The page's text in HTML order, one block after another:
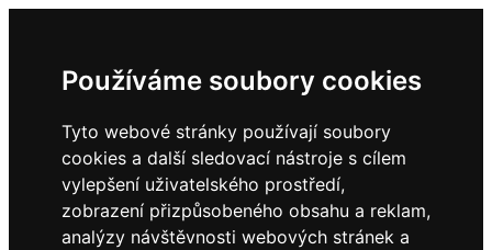
Používáme soubory cookies
Tyto webové stránky používají soubory
cookies a další sledovací nástroje s cílem
vylepšení uživatelského prostředí,
zobrazení přizpůsobeného obsahu a reklam,
analýzy návštěvnosti webových stránek a